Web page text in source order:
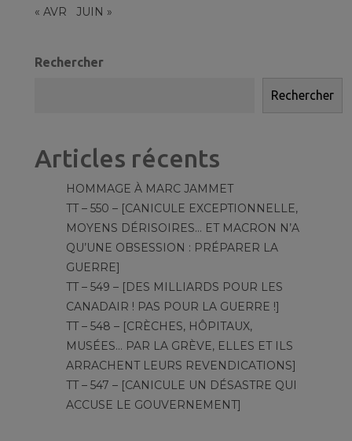
« AVR JUIN »
Rechercher
Rechercher
Articles récents
HOMMAGE À MARC JAMMET
TT – 550 – [CANICULE EXCEPTIONNELLE,
MOYENS DÉRISOIRES… ET MACRON N’A
QU’UNE OBSESSION : PRÉPARER LA
GUERRE]
TT – 549 – [DES MILLIARDS POUR LES
CANADAIR ! PAS POUR LA GUERRE !]
TT – 548 – [CRÈCHES, HÔPITAUX,
MUSÉES… PAR LA GRÈVE, ELLES ET ILS
ARRACHENT LEURS REVENDICATIONS]
TT – 547 – [CANICULE UN DÉSASTRE QUI
ACCUSE LE GOUVERNEMENT]